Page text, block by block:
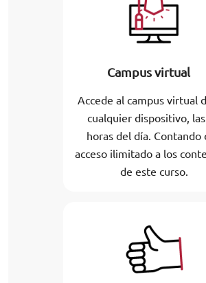
Campus virtual
Accede al campus virtual
cualquier dispositivo,
horas del día. Contando
acceso ilimitado a los
de este curso.